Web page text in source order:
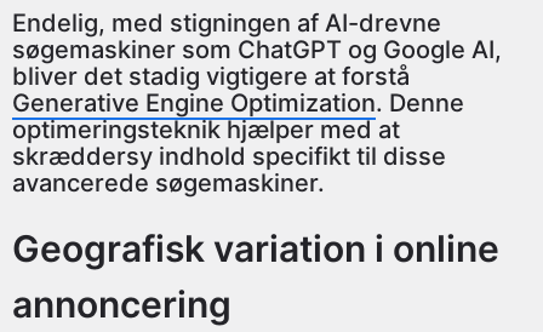
Endelig, med stigningen af AI-drevne
søgemaskiner som ChatGPT og Google AI,
bliver det stadig vigtigere at forstå
Generative Engine Optimization. Denne
optimeringsteknik hjælper med at
skræddersy indhold specifikt til disse
avancerede søgemaskiner.
Geografisk variation i online
annoncering